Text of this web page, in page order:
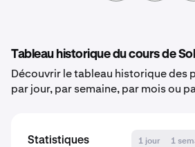
Tableau historique du cours de
Découvrir le tableau historique des
par jour, par semaine, par mois ou
Statistiques 1 jour 1